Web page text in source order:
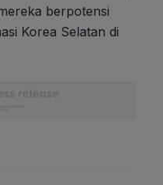
berpotensi
Korea Selatan di